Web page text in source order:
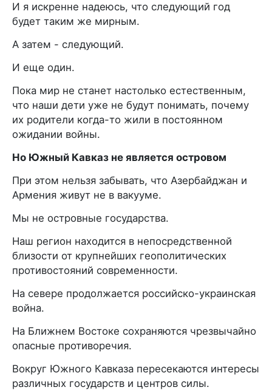
И я искренне надеюсь, что следующий год
будет таким же мирным.
А затем - следующий.
И еще один.
Пока мир не станет настолько естественным,
что наши дети уже не будут понимать, почему
их родители когда-то жили в постоянном
ожидании войны.
Но Южный Кавказ не является островом
При этом нельзя забывать, что Азербайджан и
Армения живут не в вакууме.
Мы не островные государства.
Наш регион находится в непосредственной
близости от крупнейших геополитических
противостояний современности.
На севере продолжается российско-украинская
война.
На Ближнем Востоке сохраняются чрезвычайно
опасные противоречия.
Вокруг Южного Кавказа пересекаются интересы
различных государств и центров силы.